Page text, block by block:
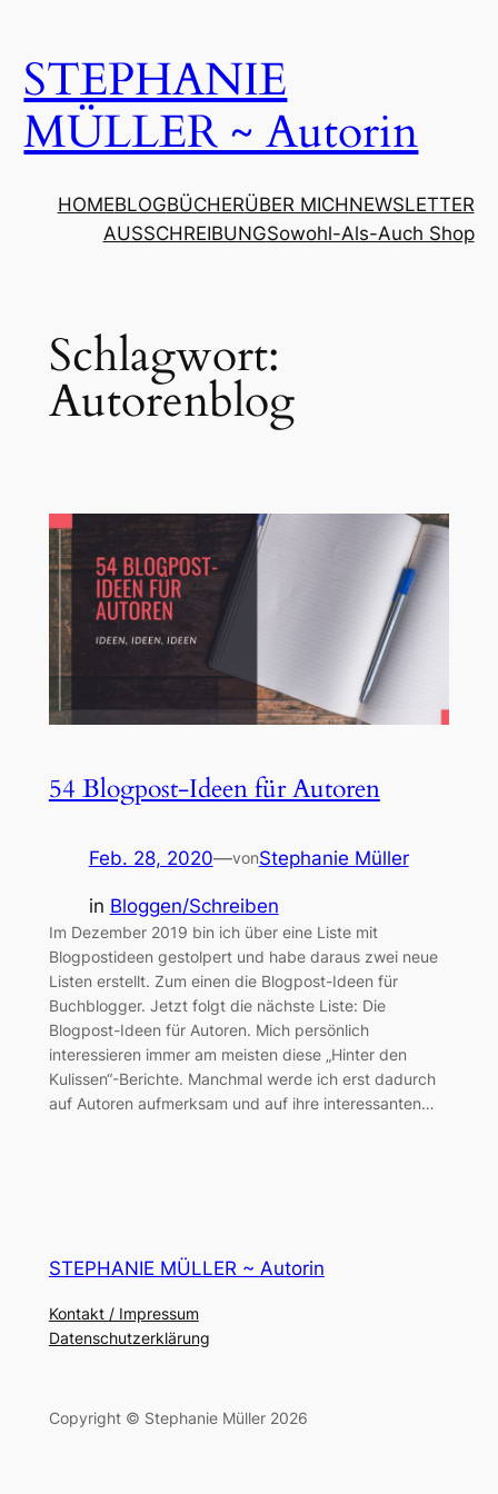
springen
STEPHANIE
MÜLLER ~ Autorin
HOMEBLOGBÜCHERÜBER MICHNEWSLETTER
AUSSCHREIBUNGSowohl-Als-Auch Shop
Schlagwort:
Autorenblog
54 Blogpost-Ideen für Autoren
Feb. 28, 2020—vonStephanie Müller
in Bloggen/Schreiben
Im Dezember 2019 bin ich über eine Liste mit
Blogpostideen gestolpert und habe daraus zwei neue
Listen erstellt. Zum einen die Blogpost-Ideen für
Buchblogger. Jetzt folgt die nächste Liste: Die
Blogpost-Ideen für Autoren. Mich persönlich
interessieren immer am meisten diese „Hinter den
Kulissen“-Berichte. Manchmal werde ich erst dadurch
auf Autoren aufmerksam und auf ihre interessanten…
STEPHANIE MÜLLER ~ Autorin
Kontakt / Impressum
Datenschutzerklärung
Copyright © Stephanie Müller 2026